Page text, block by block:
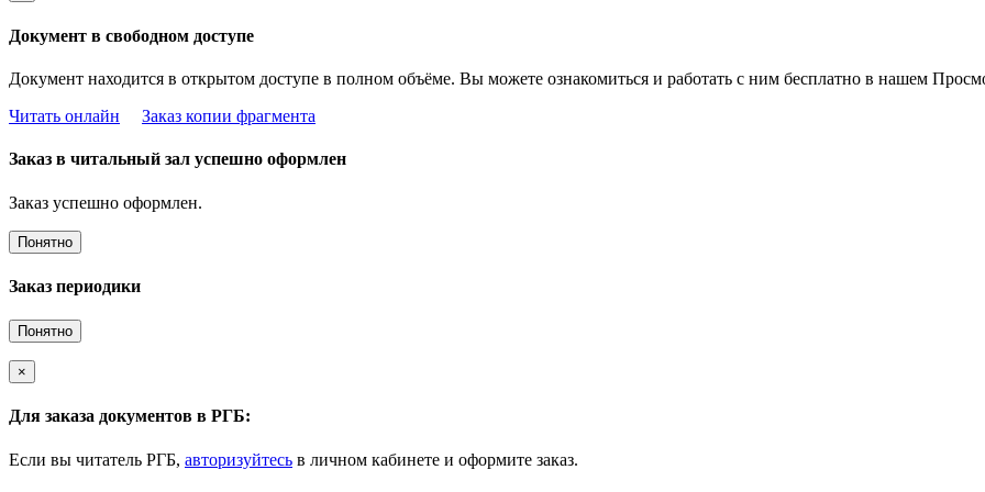
Документ в свободном доступе
Документ находится в открытом доступе в полном объёме. Вы можете ознакомиться и работать с ним бесплатно в нашем
Читать онлайн
Заказ копии фрагмента
Заказ в читальный зал успешно оформлен
Заказ успешно оформлен.
Понятно
Заказ периодики
Понятно
×
Для заказа документов в РГБ:
Если вы читатель РГБ, авторизуйтесь в личном кабинете и оформите заказ.